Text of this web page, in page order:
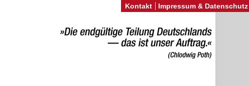
Kontakt Impressum & Datenschutz